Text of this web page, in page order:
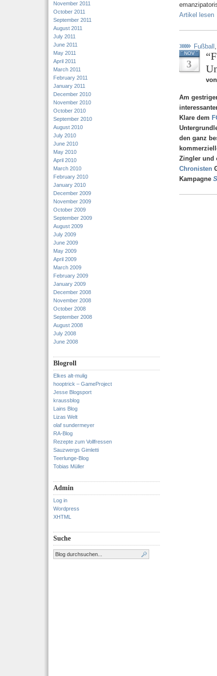
November 2011
October 2011
September 2011
August 2011
July 2011
June 2011
May 2011
April 2011
March 2011
February 2011
January 2011
December 2010
November 2010
October 2010
September 2010
August 2010
July 2010
June 2010
May 2010
April 2010
March 2010
February 2010
January 2010
December 2009
November 2009
October 2009
September 2009
August 2009
July 2009
June 2009
May 2009
April 2009
March 2009
February 2009
January 2009
December 2008
November 2008
October 2008
September 2008
August 2008
July 2008
June 2008
Blogroll
Elkes alt-mulig
hooptrick – GameProject
Jesse Blogsport
kraussblog
Lains Blog
Lizas Welt
olaf sundermeyer
RA-Blog
Rezepte zum Vollfressen
Sauzwergs Gimletti
Teerlunge-Blog
Tobias Müller
Admin
Log in
Wordpress
XHTML
Suche
Artikel lesen
Fußball
NOV
3
Am
Klare dem
den ganz
Zingler und
Chronisten
Kampagne